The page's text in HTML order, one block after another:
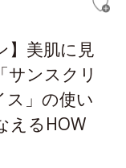
】美肌に見
サンスクリ
」の使い
えるHOW